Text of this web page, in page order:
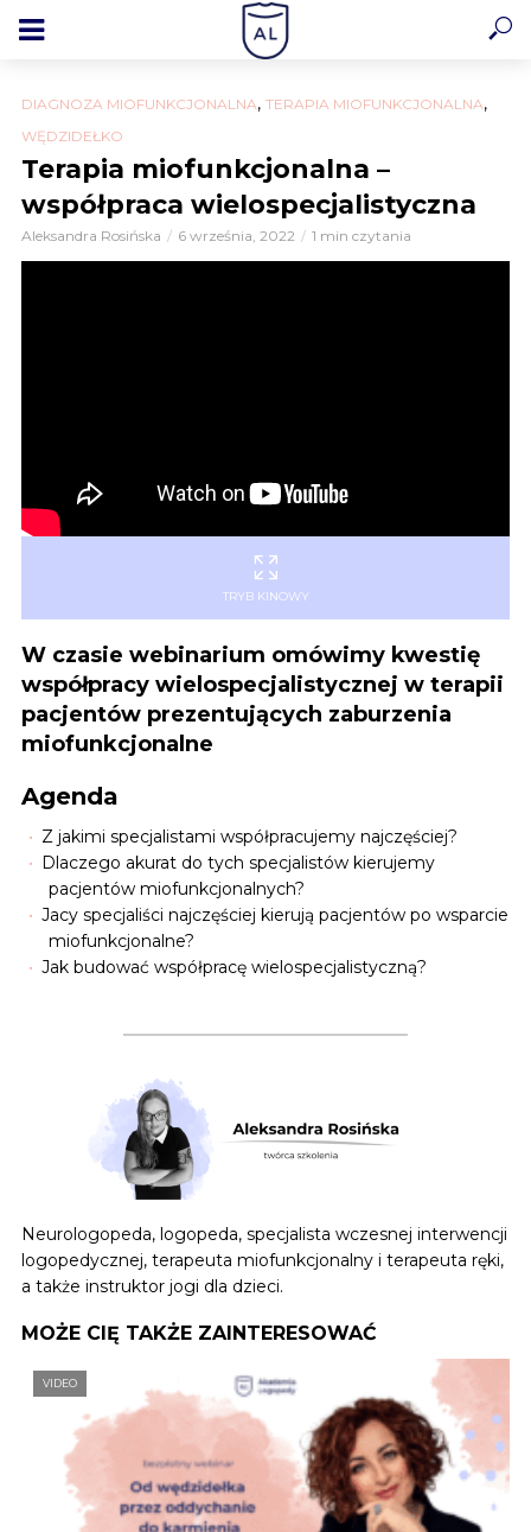
DIAGNOZA MIOFUNKCJONALNA, TERAPIA MIOFUNKCJONALNA,
WĘDZIDEŁKO
Terapia miofunkcjonalna –
współpraca wielospecjalistyczna
Aleksandra Rosińska 6 września, 2022 1 min czytania
TRYB KINOWY
W czasie webinarium omówimy kwestię
współpracy wielospecjalistycznej w terapii
pacjentów prezentujących zaburzenia
miofunkcjonalne
Agenda
Z jakimi specjalistami współpracujemy najczęściej?
Dlaczego akurat do tych specjalistów kierujemy
pacjentów miofunkcjonalnych?
Jacy specjaliści najczęściej kierują pacjentów po wsparcie
miofunkcjonalne?
Jak budować współpracę wielospecjalistyczną?
Neurologopeda, logopeda, specjalista wczesnej interwencji
logopedycznej, terapeuta miofunkcjonalny i terapeuta ręki,
a także instruktor jogi dla dzieci.
MOŻE CIĘ TAKŻE ZAINTERESOWAĆ
VIDEO